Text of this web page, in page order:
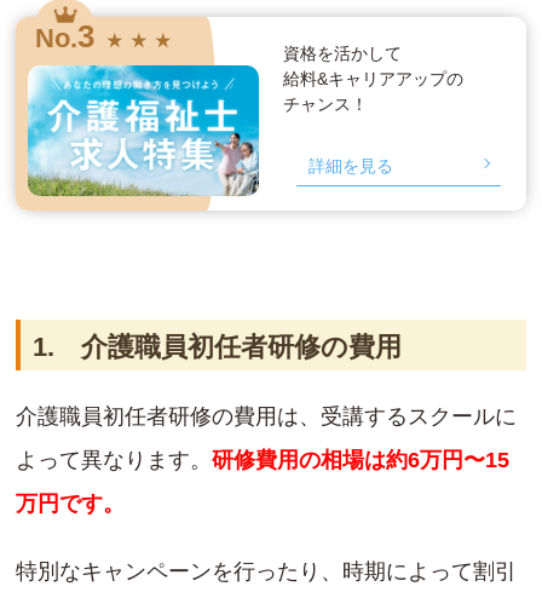
No.3 ★ ★ ★
資格を活かして
給料&キャリアアップの
チャンス！
詳細を見る
1. 介護職員初任者研修の費用
介護職員初任者研修の費用は、受講するスクールに
よって異なります。 研修費用の相場は約6万円〜15
万円です。
特別なキャンペーンを行ったり、時期によって割引